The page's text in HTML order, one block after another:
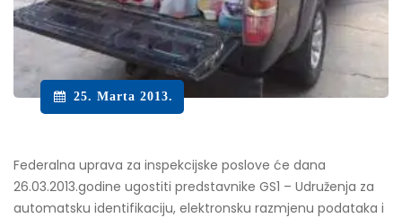
25. Marta 2013.
Federalna uprava za inspekcijske poslove će dana
26.03.2013.godine ugostiti predstavnike GS1 – Udruženja za
automatsku identifikaciju, elektronsku razmjenu podataka i